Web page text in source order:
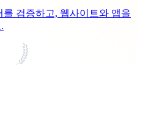
검증하고, 웹사이트와 앱을